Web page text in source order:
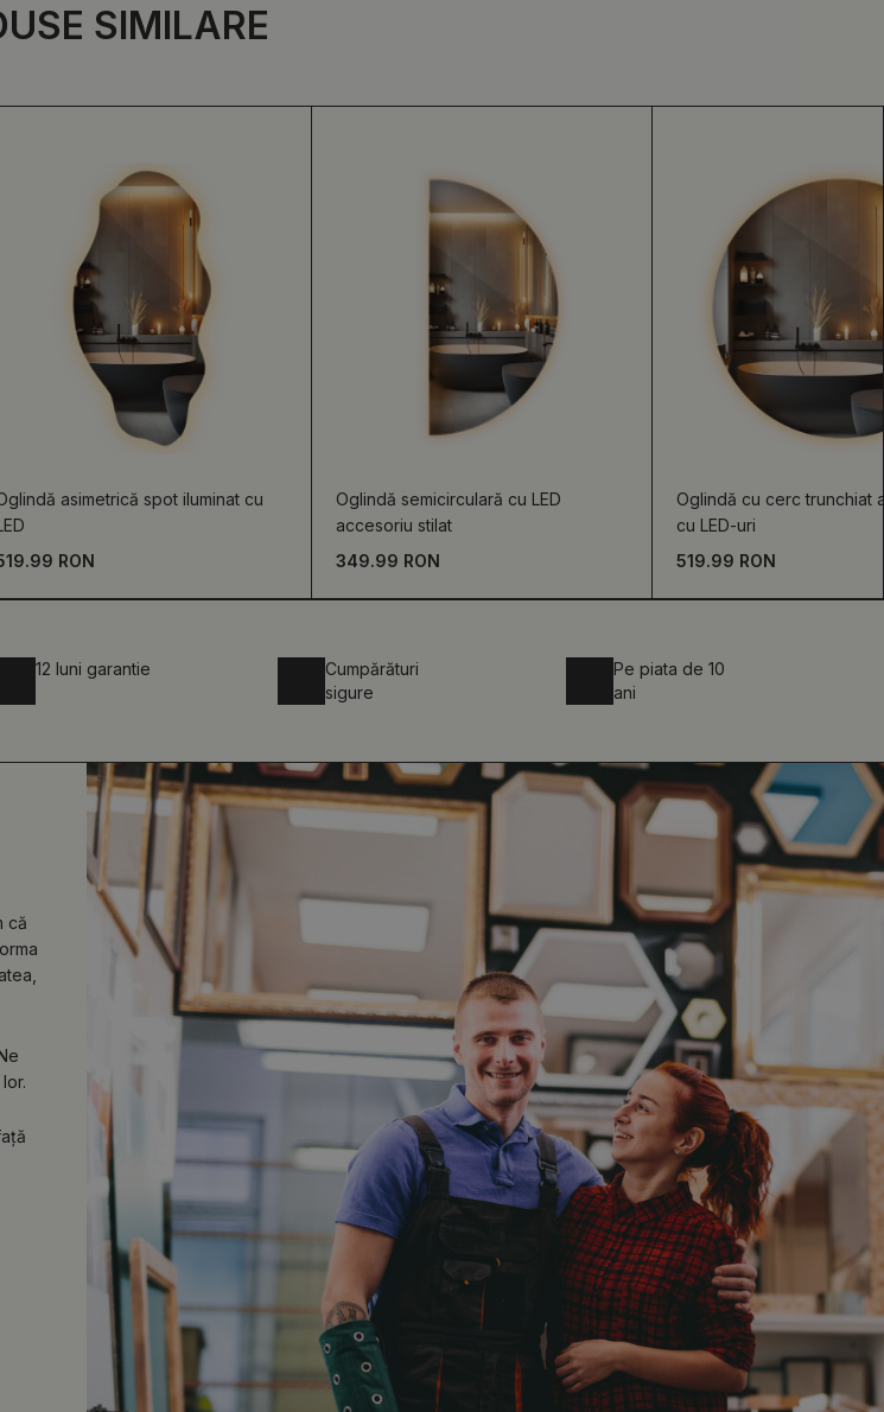
SIMILARE
asimetrică spot iluminat cu
RON
Oglindă semicirculară cu LED
accesoriu stilat
349.99 RON
Oglindă cu cerc trunchiat
cu LED-uri
519.99 RON
12 luni garantie
Cumpărături
sigure
Pe piata de 10
ani
că